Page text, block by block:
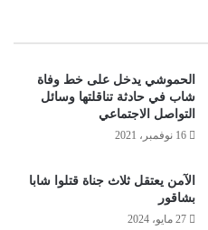
الحموشي يدخل على خط وفاة
شاب في حادثة تناقلتها وسائل
التواصل الاجتماعي
16 نوفمبر، 2021
الآمن يعتقل ثلاث جناة قتلوا شابا
بشاقور
27 مايو، 2024